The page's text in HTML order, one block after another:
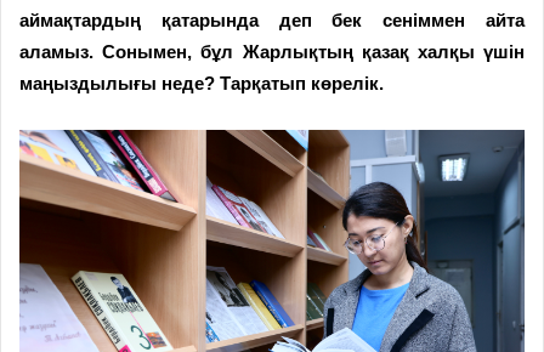
аймақтардың қатарында деп бек сеніммен айта
аламыз. Сонымен, бұл Жарлықтың қазақ халқы үшін
маңыздылығы неде? Тарқатып көрелік.